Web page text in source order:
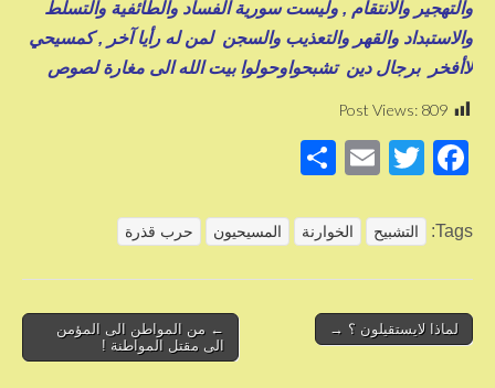
والتهجير والانتقام , وليست سورية الفساد والطائفية والتسلط
والاستبداد والقهر والتعذيب والسجن لمن له رأيا آخر , كمسيحي
لاأفخر برجال دين تشبحواوحولوا بيت الله الى مغارة لصوص
Post Views: 809
F
c
o
T
tt
E
ail
ar
Tags: التشبيح الخوارنة المسيحيون حرب قذرة
Post
← من المواطن الى المؤمن
الى مقتل المواطنة !
لماذا لايستقيلون ؟ →